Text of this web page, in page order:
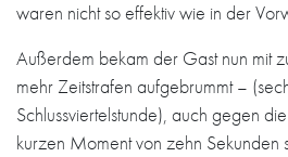
waren nicht so effektiv wie in der
Außerdem bekam der Gast nun mit
mehr Zeitstrafen aufgebrummt –
Schlussviertelstunde), auch gegen
kurzen Moment von zehn Sekunden